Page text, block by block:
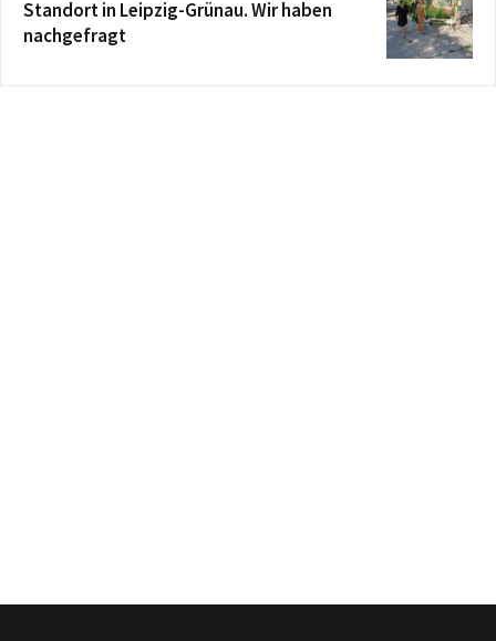
Standort in Leipzig-Grünau. Wir haben
nachgefragt